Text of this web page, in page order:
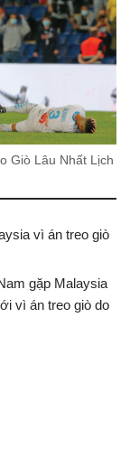
Giò Lâu Nhất Lịch
vì án treo giò
gặp Malaysia
vì án treo giò do